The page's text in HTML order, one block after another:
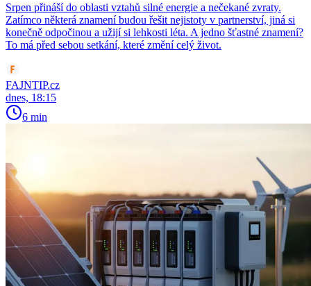
Srpen přináší do oblasti vztahů silné energie a nečekané zvraty.
Zatímco některá znamení budou řešit nejistoty v partnerství, jiná si
konečně odpočinou a užijí si lehkosti léta. A jedno šťastné znamení?
To má před sebou setkání, které změní celý život.
FAJNTIP.cz
dnes, 18:15
6 min